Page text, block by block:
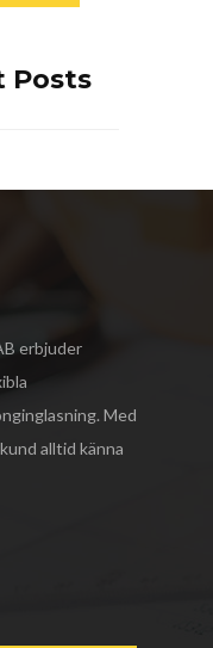
Posts
erbjuder
Med
alltid känna